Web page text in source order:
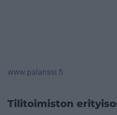
www.palanssi.fi
Tilitoimiston